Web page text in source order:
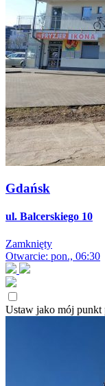
Gdańsk
ul. Balcerskiego 10
Zamknięty
Otwarcie: pon., 06:30
Ustaw jako mój punkt